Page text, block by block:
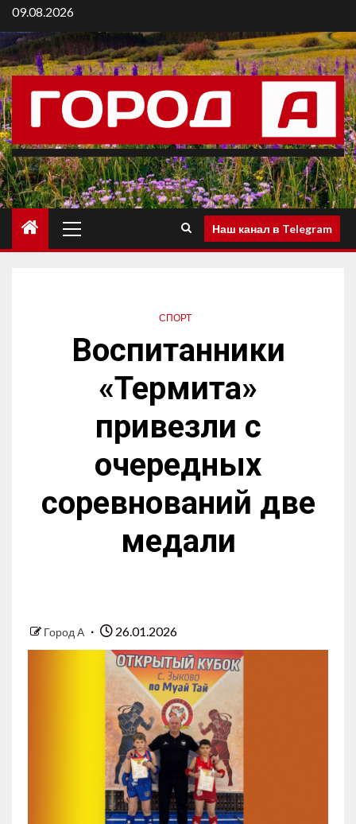
09.08.2026
Наш канал в Telegram
СПОРТ
Воспитанники
«Термита»
привезли с
очередных
соревнований две
медали
Город А 26.01.2026